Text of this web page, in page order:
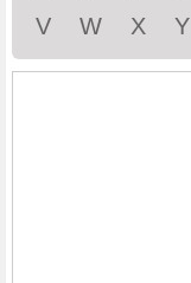
V
W X Y